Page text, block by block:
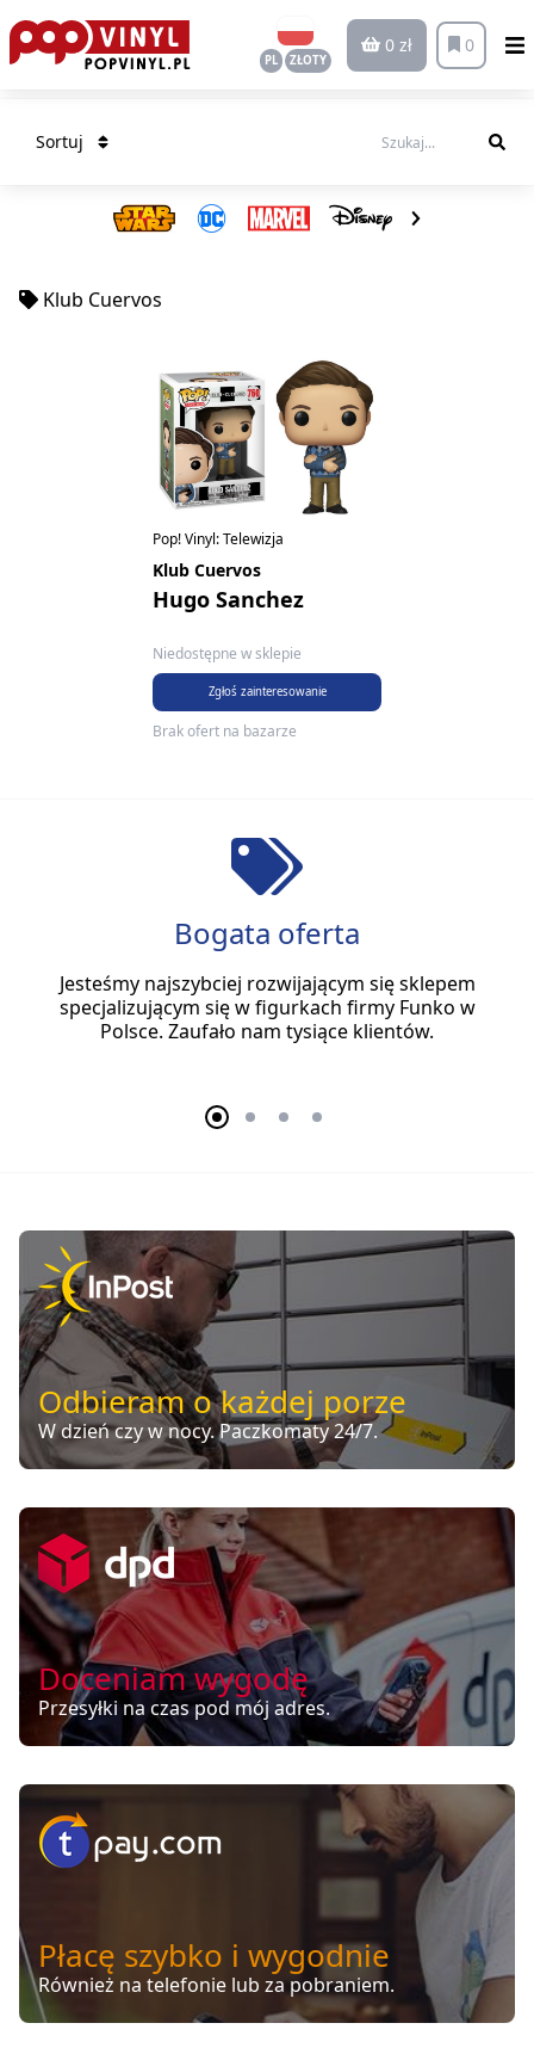
PL ZŁOTY
0 zł 0
Sortuj
Klub Cuervos
Pop! Vinyl: Telewizja
Klub Cuervos
Hugo Sanchez
Niedostępne w sklepie
Zgłoś zainteresowanie
Brak ofert na bazarze
Bogata oferta
Jesteśmy najszybciej rozwijającym się sklepem
specjalizującym się w figurkach firmy Funko w
Polsce. Zaufało nam tysiące klientów.
Odbieram o każdej porze
W dzień czy w nocy. Paczkomaty 24/7.
Doceniam wygodę
Przesyłki na czas pod mój adres.
Płacę szybko i wygodnie
Również na telefonie lub za pobraniem.